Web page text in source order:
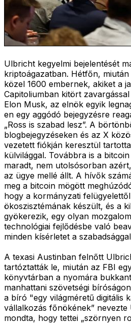
Ulbricht kegyelmi bejelentését
kriptoágazatban. Hétfőn,
közel 1600 embernek, akiket a
Capitoliumban kitört
Elon Musk, az elnök egyik
en egy aggódó bejegyzésre
„Ross is szabad lesz”. A
blogbejegyzéseken és az X
vezetett fiókján keresztül
külvilággal. Továbbra is a
maradt, nem utolsósorban
az ügye mellé állt. A hívők
meg a bitcoin mögött
hogy a kormányzati
ökoszisztémának készült, és a
gyökerezik, egy olyan
technológiai fejlődésbe való
minden kísérletet a
A texasi Austinban felnőtt
tartóztatták le, miután az FBI
könyvtárban a nyomára
manhattani szövetségi
a bíró "egy világméretű digitális
vállalkozás főnökének”
mondta, hogy tettei „szörnyen